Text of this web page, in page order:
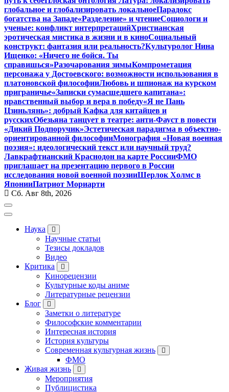
глобальное и глобализировать локальноеПарадокс
богатства на Западе«Разделение» и чтениеСоциологи и
ученые: конфликт интерпретацийХристианская
эротическая мистика в жизни и в киноСоциальный
конструкт: фантазия или реальность?Культуролог Нина
Ищенко: «Ничего не бойся. Ты
справишься»Разочарования зимыКомпрометация
персонажа у Достоевского: возможности использования в
платоновской философииЛюбовь и шпионаж на курском
приграничье«Записки сумасшедшего капитана»:
нравственный выбор и вера в победу«Я не Пань
Цзиньлянь»: добрый Кафка для китайцев и
русскихОбезьяна танцует в театре: анти-Фауст в повести
«Дикий Подпоручик»Эстетическая парадигма в объектно-
ориентированной философииМонография «Новая военная
поэзия»: идеологический текст или научный труд?
Лавкрафтианский Краснодон на карте РоссииФМО
приглашает на презентацию первого в России
исследования новой военной поэзииШерлок Холмс в
ЯпонииПатриот Мориарти
Сб. Авг 8th, 2026
Наука
Научные статьи
Тезисы докладов
Видео
Критика
Кинорецензии
Культурные коды аниме
Литературные рецензии
Блог
Заметки о литературе
Философские комментарии
Интересная история
История культуры
Современная культурная жизнь
ФМО
Живая жизнь
Мероприятия
Публицистика